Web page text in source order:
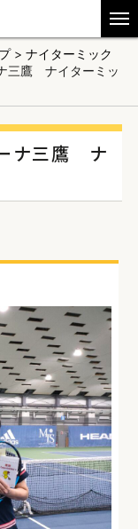
> ナイターミック
三鷹 ナイターミッ
ナ三鷹 ナ